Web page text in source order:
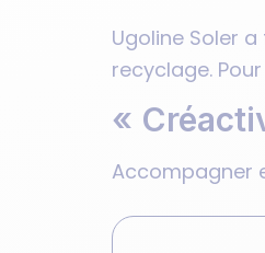
Ugoline Soler a
recyclage.
«
Accompagner